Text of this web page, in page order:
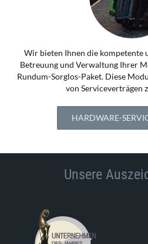
Wir bieten Ihnen die kompetente
Betreuung und Verwaltung Ihrer
Rundum-Sorglos-Paket. Diese
von Serviceverträgen
HARDWARE-
Unsere